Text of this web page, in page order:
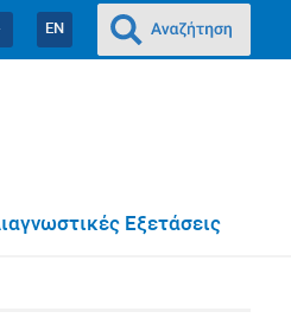
EN
Εξετάσεις